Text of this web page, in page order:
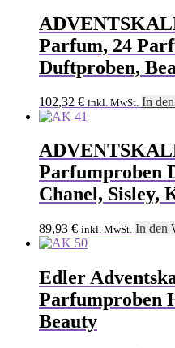
Parfum, 24
Duftproben,
102,32 € inkl. MwSt. In
Parfumproben
Chanel, Sisley,
89,93 € inkl. MwSt. In den
Edler
Parfumproben
Beauty